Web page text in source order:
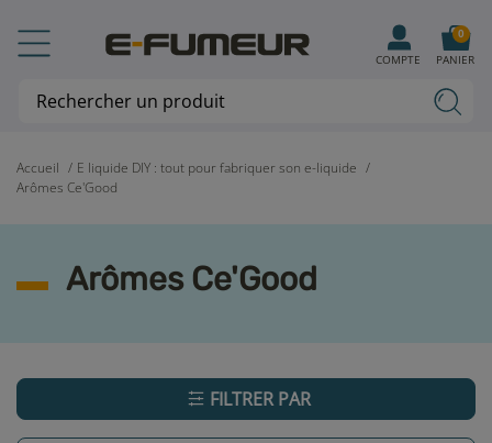
Accueil
E liquide DIY : tout pour fabriquer son e-liquide
Arômes Ce'Good
Arômes Ce'Good
FILTRER PAR
COMPTE PANIER
0